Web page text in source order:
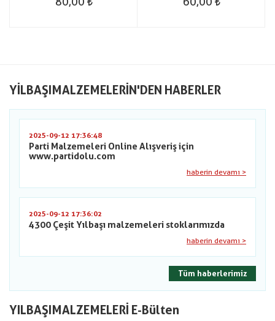
YILBAŞIMALZEMELERIN'DEN HABERLER
2025-09-12 17:36:48
Parti Malzemeleri Online Alışveriş için
www.partidolu.com
haberin devamı >
2025-09-12 17:36:02
4300 Çeşit Yılbaşı malzemeleri stoklarımızda
haberin devamı >
Tüm haberlerimiz
YILBAŞIMALZEMELERİ E-Bülten